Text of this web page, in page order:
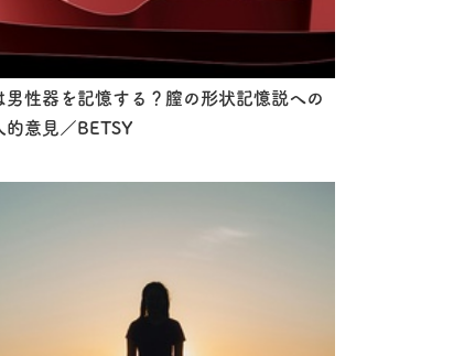
男性器を記憶する？膣の形状記憶説への
的意見／BETSY